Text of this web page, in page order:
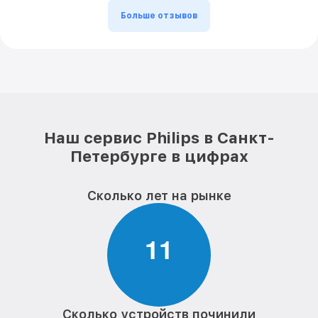
Больше отзывов
Наш сервис Philips в Санкт-
Петербурге в цифрах
Сколько лет на рынке
11
Сколько устройств починили